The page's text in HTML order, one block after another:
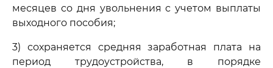
месяцев со дня увольнения с учетом выплаты
выходного пособия;
3) сохраняется средняя заработная плата на
период трудоустройства, в порядке